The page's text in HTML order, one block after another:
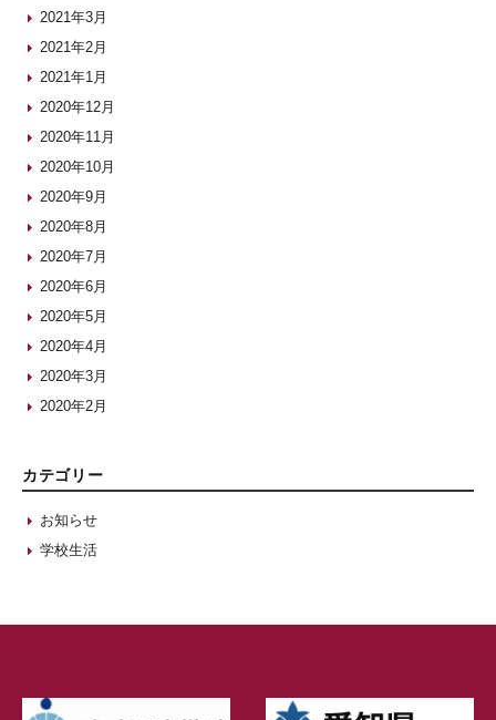
2021年3月
2021年2月
2021年1月
2020年12月
2020年11月
2020年10月
2020年9月
2020年8月
2020年7月
2020年6月
2020年5月
2020年4月
2020年3月
2020年2月
カテゴリー
お知らせ
学校生活